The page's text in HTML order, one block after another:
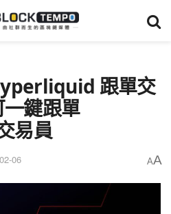
跟單交
鍵跟單
易員
06 AA